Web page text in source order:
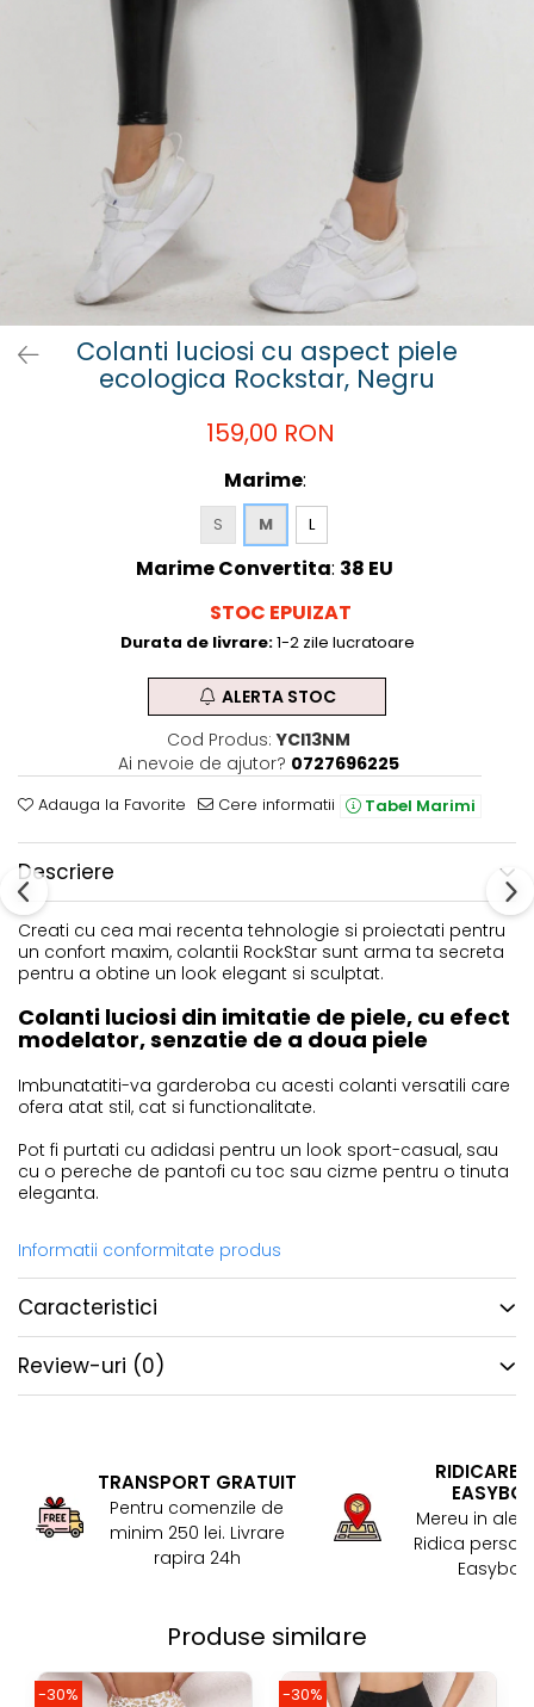
Colanti luciosi cu aspect piele
ecologica Rockstar, Negru
159,00 RON
Marime:
S M L
Marime Convertita: 38 EU
STOC EPUIZAT
Durata de livrare:1-2 zile lucratoare
ALERTA STOC
Cod Produs: YCI13NM
Ai nevoie de ajutor? 0727696225
Adauga la Favorite Cere informatii Tabel Marimi
Descriere
Creati cu cea mai recenta tehnologie si proiectati pentru
un confort maxim, colantii RockStar sunt arma ta secreta
pentru a obtine un look elegant si sculptat.
Colanti luciosi din imitatie de piele, cu efect
modelator, senzatie de a doua piele
Imbunatatiti-va garderoba cu acesti colanti versatili care
ofera atat stil, cat si functionalitate.
Pot fi purtati cu adidasi pentru un look sport-casual, sau
cu o pereche de pantofi cu toc sau cizme pentru o tinuta
eleganta.
Informatii conformitate produs
Caracteristici
Review-uri (0)
TRANSPORT GRATUIT
Pentru comenzile de
minim 250 lei. Livrare
rapira 24h
RIDICARE
Mereu in
Ridica
Easybox!
Produse similare
-30% -30%